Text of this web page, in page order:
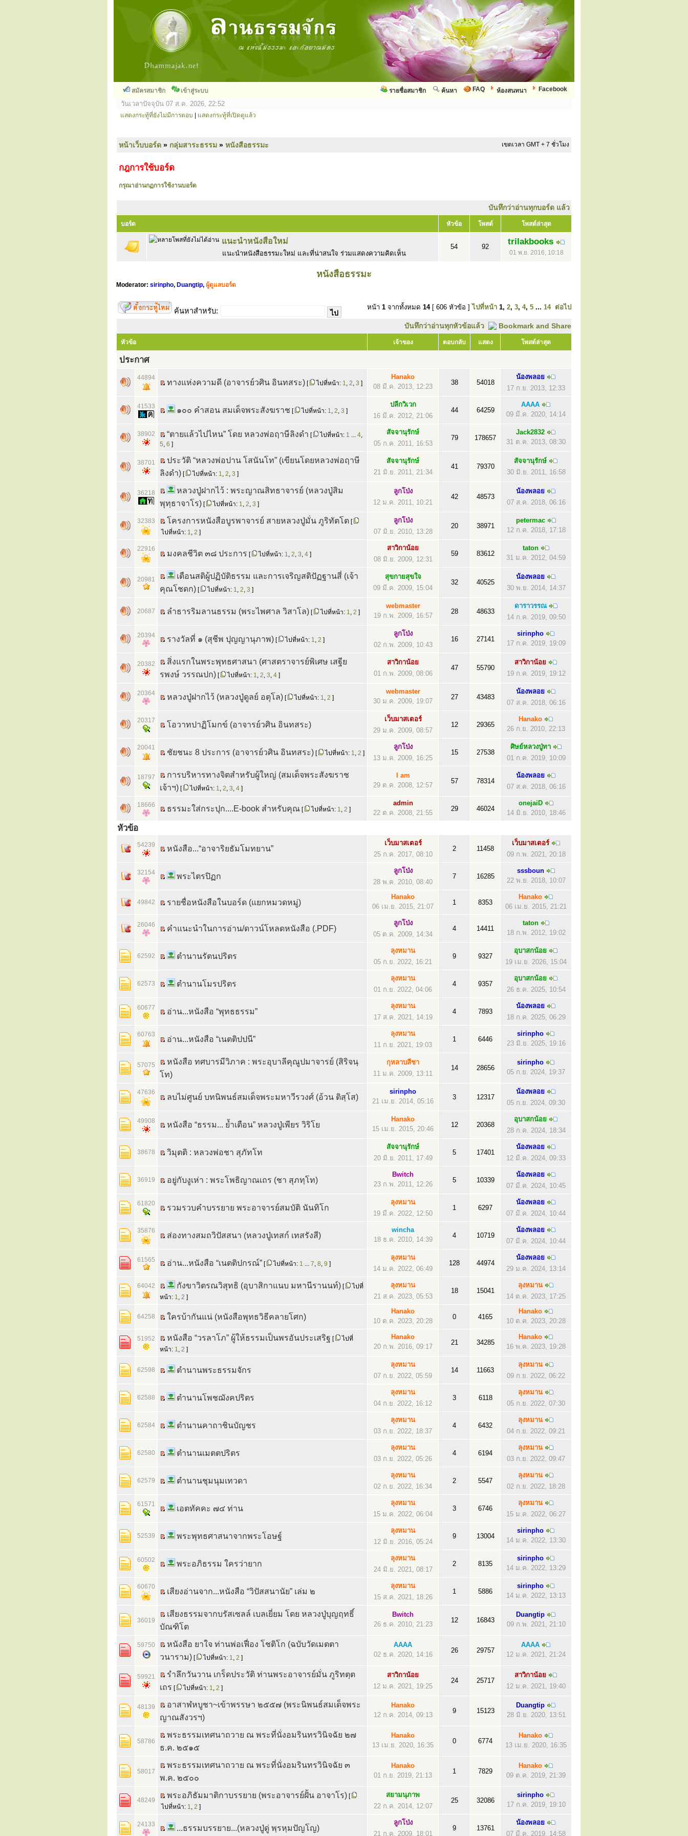
สมัครสมาชิก เข้าสู่ระบบ Facebook
ห้องสนทนา
FAQ
ค้นหา
รายชื่อสมาชิก
วันเวลาปัจจุบัน 07 ส.ค. 2026, 22:52
แสดงกระทู้ที่ยังไม่มีการตอบ แสดงกระทู้ที่เปิดดูแล้ว
หน้าเว็บบอร์ด » กลุ่มสาระธรรม » หนังสือธรรมะ เขตเวลา GMT + 7 ชั่วโมง
กฎการใช้บอร์ด
กรุณาอ่านกฏการใช้งานบอร์ด
บันทึกว่าอ่านทุกบอร์ด แล้ว
บอร์ด หัวข้อ โพสต์ โพสต์ล่าสุด
แนะนำหนังสือใหม่
แนะนำหนังสือธรรมะใหม่ และที่น่าสนใจ ร่วมแสดงความคิดเห็น
54 92
trilakbooks
01 พ.ย. 2016, 10:18
หนังสือธรรมะ
Moderator: sirinpho, Duangtip, ผู้ดูแลบอร์ด
ค้นหาสำหรับ: หน้า 1 จากทั้งหมด 14[ 606 หัวข้อ ]ไปที่หน้า 1, 2, 3, 4, 5 ... 14 ต่อไป
บันทึกว่าอ่านทุกหัวข้อแล้ว
หัวข้อ เจ้าของ ตอบกลับ แสดง โพสต์ล่าสุด
ประกาศ
44894
ทางแห่งความดี (อาจารย์วศิน อินทสระ) [ ไปที่หน้า: 1, 2, 3 ]
Hanako
08 มี.ค. 2013, 12:23
38 54018
น้องพลอย
17 ก.ย. 2013, 12:33
41533 ๑๐๐ คำสอน สมเด็จพระสังฆราช [ ไปที่หน้า: 1, 2, 3 ]
ปลีกวิเวก
16 มี.ค. 2012, 21:06
44 64259
AAAA
09 มี.ค. 2020, 14:14
38902 “ตายแล้วไปไหน” โดย หลวงพ่อฤาษีลิงดำ [ ไปที่หน้า: 1 ... 4,
5, 6 ]
สัจจานุรักษ์
05 ก.ค. 2011, 16:53
79 178657
Jack2832
31 ต.ค. 2013, 08:30
38701
ประวัติ “หลวงพ่อปาน โสนันโท” (เขียนโดยหลวงพ่อฤาษี
ลิงดำ) [ ไปที่หน้า: 1, 2, 3 ]
สัจจานุรักษ์
21 มิ.ย. 2011, 21:34
41 79370
สัจจานุรักษ์
30 มิ.ย. 2011, 16:58
36218
หลวงปู่ฝากไว้ : พระญาณสิทธาจารย์ (หลวงปู่สิม
พุทฺธาจาโร) [ ไปที่หน้า: 1, 2, 3 ]
ลูกโป่ง
12 ม.ค. 2011, 10:21
42 48573
น้องพลอย
07 ส.ค. 2018, 06:16
32383 โครงการหนังสือบูรพาจารย์ สายหลวงปู่มั่น ภูริทัตโต [
ไปที่หน้า: 1, 2 ]
ลูกโป่ง
07 มิ.ย. 2010, 13:28
20 38971
petermac
12 ก.ค. 2018, 17:18
22916
มงคลชีวิต ๓๘ ประการ [ ไปที่หน้า: 1, 2, 3, 4 ]
สาวิกาน้อย
08 มิ.ย. 2009, 12:31
59 83612
taton
31 ม.ค. 2012, 04:59
20981
เตือนสติผู้ปฏิบัติธรรม และการเจริญสติปัฏฐานสี่ (เจ้า
คุณโชดก) [ ไปที่หน้า: 1, 2, 3 ]
สุขกายสุขใจ
09 มี.ค. 2009, 15:04
32 40525
น้องพลอย
30 พ.ย. 2014, 14:37
20687 ลำธารริมลานธรรม (พระไพศาล วิสาโล) [ ไปที่หน้า: 1, 2 ]
webmaster
19 ก.พ. 2009, 16:57
28 48633
ดาราวรรณ
14 ก.ค. 2019, 09:50
20394 รางวัลที่ ๑ (สุชีพ ปุญญานุภาพ) [ ไปที่หน้า: 1, 2 ]
ลูกโป่ง
02 ก.พ. 2009, 10:43
16 27141
sirinpho
17 ก.ค. 2019, 19:09
20382
สิ่งแรกในพระพุทธศาสนา (ศาสตราจารย์พิเศษ เสฐีย
รพงษ์ วรรณปก) [ ไปที่หน้า: 1, 2, 3, 4 ]
สาวิกาน้อย
01 ก.พ. 2009, 08:06
47 55790
สาวิกาน้อย
19 ก.ค. 2019, 19:12
20364 หลวงปู่ฝากไว้ (หลวงปู่ดูลย์ อตุโล) [ ไปที่หน้า: 1, 2 ]
webmaster
30 ม.ค. 2009, 19:07
27 43483
น้องพลอย
07 ส.ค. 2018, 06:16
20317 โอวาทปาฏิโมกข์ (อาจารย์วศิน อินทสระ)
เว็บมาสเตอร์
29 ม.ค. 2009, 08:57
12 29365
Hanako
26 ก.ย. 2010, 22:13
20041
ชัยชนะ 8 ประการ (อาจารย์วศิน อินทสระ) [ ไปที่หน้า: 1, 2 ]
ลูกโป่ง
13 ม.ค. 2009, 16:25
15 27538
ศิษย์หลวงปู่ทา
01 ก.ค. 2019, 10:09
18797
การบริหารทางจิตสำหรับผู้ใหญ่ (สมเด็จพระสังฆราช
เจ้าฯ) [ ไปที่หน้า: 1, 2, 3, 4 ]
I am
29 ต.ค. 2008, 12:57
57 78314
น้องพลอย
07 ส.ค. 2018, 06:16
18666 ธรรมะใส่กระปุก....E-book สำหรับคุณ [ ไปที่หน้า: 1, 2 ]
admin
22 ต.ค. 2008, 21:55
29 46024
onejaiD
14 มิ.ย. 2010, 18:46
หัวข้อ
54239 หนังสือ...“อาจาริยธัมโมทยาน”
เว็บมาสเตอร์
25 ก.ค. 2017, 08:10
2 11458
เว็บมาสเตอร์
09 ก.พ. 2021, 20:18
32154 พระไตรปิฏก
ลูกโป่ง
28 พ.ค. 2010, 08:40
7 16285
sssboun
22 พ.ย. 2018, 10:07
49842 รายชื่อหนังสือในบอร์ด (แยกหมวดหมู่)
Hanako
06 เม.ย. 2015, 21:07
1 8353
Hanako
06 เม.ย. 2015, 21:21
26046 คำแนะนำในการอ่าน/ดาวน์โหลดหนังสือ (.PDF)
ลูกโป่ง
05 ต.ค. 2009, 14:34
4 14411
taton
18 ก.พ. 2012, 19:02
62592 ตำนานรัตนปริตร
ลุงหมาน
05 ก.ย. 2022, 16:21
9 9327
อุบาสกน้อย
19 เม.ย. 2026, 15:04
62573 ตำนานโมรปริตร
ลุงหมาน
01 ก.ย. 2022, 04:06
4 9357
อุบาสกน้อย
26 ธ.ค. 2025, 10:54
60677 อ่าน...หนังสือ “พุทธธรรม”
ลุงหมาน
17 ส.ค. 2021, 14:19
4 7893
น้องพลอย
18 ก.ค. 2025, 06:29
60763
อ่าน...หนังสือ “เนตติปปนี”
ลุงหมาน
11 ก.ย. 2021, 19:03
1 6446
sirinpho
23 มิ.ย. 2025, 19:16
57075
หนังสือ ทศบารมีวิภาค : พระอุบาลีคุณูปมาจารย์ (สิริจนฺ
โท)
กุหลาบสีชา
11 ม.ค. 2009, 13:11
14 28656
sirinpho
05 ก.ย. 2024, 19:37
47636
ลบไม่ศูนย์ บทนิพนธ์สมเด็จพระมหาวีรวงศ์ (อ้วน ติสฺโส)
sirinpho
21 เม.ย. 2014, 05:16
3 12317
น้องพลอย
05 ก.ย. 2024, 09:30
49908 หนังสือ “ธรรม... ย้ำเตือน” หลวงปู่เพียร วิริโย
Hanako
15 เม.ย. 2015, 20:46
12 20368
อุบาสกน้อย
28 ก.ค. 2024, 18:34
38678 วิมุตติ : หลวงพ่อชา สุภัทโท
สัจจานุรักษ์
20 มิ.ย. 2011, 17:49
5 17401
น้องพลอย
12 มี.ค. 2024, 09:33
36919 อยู่กับงูเห่า : พระโพธิญาณเถร (ชา สุภทฺโท)
Bwitch
23 ก.พ. 2011, 12:26
5 10339
น้องพลอย
07 มี.ค. 2024, 10:45
61820 รวมรวบคำบรรยาย พระอาจารย์สมบัติ นันทิโก
ลุงหมาน
19 มี.ค. 2022, 12:50
1 6297
น้องพลอย
07 มี.ค. 2024, 10:44
35876
ส่องทางสมถวิปัสสนา (หลวงปู่เทสก์ เทสรังสี)
wincha
18 ธ.ค. 2010, 14:39
4 10719
น้องพลอย
07 มี.ค. 2024, 10:44
61565 อ่าน...หนังสือ “เนตติปกรณ์” [ ไปที่หน้า: 1 ... 7, 8, 9 ]
ลุงหมาน
14 ม.ค. 2022, 06:49
128 44974
น้องพลอย
29 ม.ค. 2024, 13:14
64042 กังขาวิตรณวิสุทธิ (อุบาสิกาแนบ มหานีรานนท์) [
ไปที่
หน้า: 1, 2 ]
ลุงหมาน
21 ส.ค. 2023, 05:53
18 15041
ลุงหมาน
14 ต.ค. 2023, 17:25
64258 ใครบ้ากันแน่ (หนังสือพุทธวิธีคลายโศก)
Hanako
10 ต.ค. 2023, 20:28
0 4165
Hanako
10 ต.ค. 2023, 20:28
51952 หนังสือ “วรลาโภ” ผู้ให้ธรรมเป็นพรอันประเสริฐ [
ไปที่
หน้า: 1, 2 ]
Hanako
20 ก.พ. 2016, 09:17
21 34285
Hanako
16 พ.ค. 2023, 19:28
62598 ตำนานพระธรรมจักร
ลุงหมาน
07 ก.ย. 2022, 05:59
14 11663
ลุงหมาน
09 ก.ย. 2022, 06:22
62588 ตำนานโพชฌังคปริตร
ลุงหมาน
04 ก.ย. 2022, 16:12
3 6118
ลุงหมาน
05 ก.ย. 2022, 07:30
62584 ตำนานคาถาชินบัญชร
ลุงหมาน
03 ก.ย. 2022, 18:37
4 6432
ลุงหมาน
04 ก.ย. 2022, 09:21
62580 ตำนานเมตตปริตร
ลุงหมาน
03 ก.ย. 2022, 05:26
4 6194
ลุงหมาน
03 ก.ย. 2022, 09:47
62579 ตำนานชุมนุมเทวดา
ลุงหมาน
02 ก.ย. 2022, 16:34
2 5547
ลุงหมาน
02 ก.ย. 2022, 18:28
61571 เอตทัคคะ ๗๔ ท่าน
ลุงหมาน
15 ม.ค. 2022, 06:04
3 6746
ลุงหมาน
15 ม.ค. 2022, 06:27
52539 พระพุทธศาสนาจากพระโอษฐ์
ลุงหมาน
12 มิ.ย. 2016, 05:24
9 13004
sirinpho
14 ม.ค. 2022, 13:30
60502 พระอภิธรรม ใครว่ายาก
ลุงหมาน
24 มิ.ย. 2021, 08:17
2 8135
sirinpho
14 ม.ค. 2022, 13:29
60670
เสียงอ่านจาก...หนังสือ “วิปัสสนานัย” เล่ม ๒
ลุงหมาน
15 ส.ค. 2021, 18:26
1 5886
sirinpho
14 ม.ค. 2022, 13:13
36019
เสียงธรรมจากบรัสเซลล์ เบลเยี่ยม โดย หลวงปู่บุญฤทธิ์
บัณฑิโต
Bwitch
26 ธ.ค. 2010, 21:23
12 16843
Duangtip
09 ก.พ. 2021, 21:10
59750
หนังสือ ยาใจ ท่านพ่อเฟื่อง โชติโก (ฉบับวัดเมตตา
วนาราม) [ ไปที่หน้า: 1, 2 ]
AAAA
02 ธ.ค. 2020, 14:16
26 29757
AAAA
12 ม.ค. 2021, 21:24
59921
รำลึกวันวาน เกร็ดประวัติ ท่านพระอาจารย์มั่น ภูริทตฺต
เถร [ ไปที่หน้า: 1, 2 ]
สาวิกาน้อย
12 ม.ค. 2021, 19:25
24 25717
สาวิกาน้อย
12 ม.ค. 2021, 19:40
48139
อาสาฬหบูชา~เข้าพรรษา ๒๕๕๗ (พระนิพนธ์สมเด็จพระ
ญาณสังวรฯ)
Hanako
12 ก.ค. 2014, 09:13
9 15123
Duangtip
28 มิ.ย. 2020, 13:51
58786
พระธรรมเทศนาถวาย ณ พระที่นั่งอมรินทรวินิจฉัย ๒๗
ธ.ค. ๒๕๑๕
Hanako
13 เม.ย. 2020, 16:35
0 6774
Hanako
13 เม.ย. 2020, 16:35
58017
พระธรรมเทศนาถวาย ณ พระที่นั่งอมรินทรวินิจฉัย ๓
พ.ค. ๒๕๐๐
Hanako
01 ก.ย. 2019, 21:13
1 7829
Hanako
09 ต.ค. 2019, 21:39
48249
พระอภิธัมมาติกาบรรยาย (พระอาจารย์ฝั้น อาจาโร) [
ไปที่หน้า: 1, 2 ]
สยามนุภาพ
22 ก.ค. 2014, 12:07
25 32086
sirinpho
17 ก.ค. 2019, 19:10
24133 ...ธรรมบรรยาย...(หลวงปู่ดู่ พฺรหฺมปัญโญ)
ลูกโป่ง
21 ก.ค. 2009, 18:01
9 13761
น้องพลอย
07 มี.ค. 2019, 14:58